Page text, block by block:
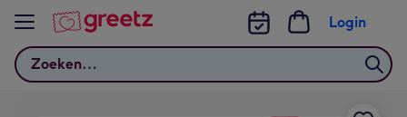
Bekijk meer
Zoeken
Login